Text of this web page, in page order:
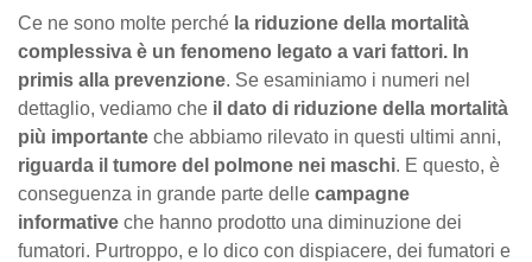
Ce ne sono molte perché la riduzione della mortalità
complessiva è un fenomeno legato a vari fattori. In
primis alla prevenzione. Se esaminiamo i numeri nel
dettaglio, vediamo che il dato di riduzione della mortalità
più importante che abbiamo rilevato in questi ultimi anni,
riguarda il tumore del polmone nei maschi. E questo, è
conseguenza in grande parte delle campagne
informative che hanno prodotto una diminuzione dei
fumatori. Purtroppo, e lo dico con dispiacere, dei fumatori e